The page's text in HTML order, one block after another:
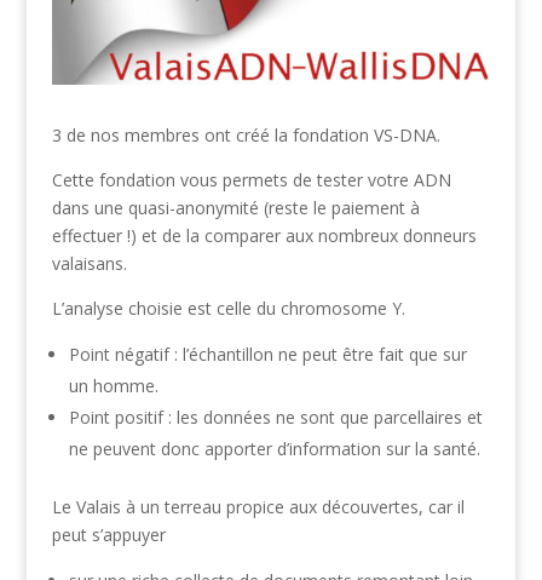
3 de nos membres ont créé la fondation VS-DNA.
Cette fondation vous permets de tester votre ADN
dans une quasi-anonymité (reste le paiement à
effectuer !) et de la comparer aux nombreux donneurs
valaisans.
L’analyse choisie est celle du chromosome Y.
Point négatif : l’échantillon ne peut être fait que sur
un homme.
Point positif : les données ne sont que parcellaires et
ne peuvent donc apporter d’information sur la santé.
Le Valais à un terreau propice aux découvertes, car il
peut s’appuyer